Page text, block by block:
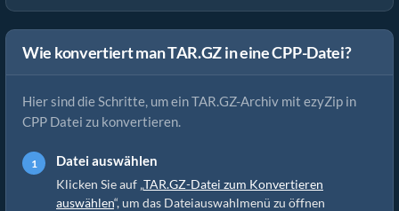
Wie konvertiert man TAR.GZ in eine CPP-Datei?
Hier sind die Schritte, um ein TAR.GZ-Archiv mit ezyZip in
CPP Datei zu konvertieren.
Datei auswählen
Klicken Sie auf „TAR.GZ-Datei zum Konvertieren
auswählen“, um das Dateiauswahlmenü zu öffnen